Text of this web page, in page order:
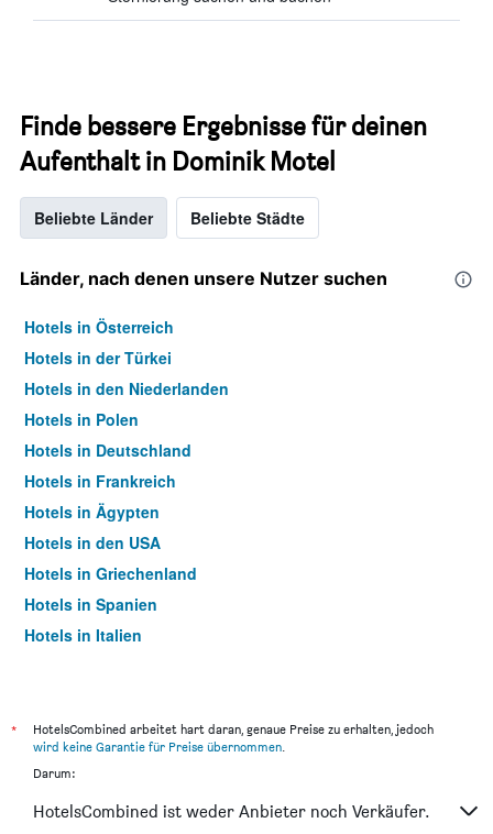
Finde bessere Ergebnisse für deinen
Aufenthalt in Dominik Motel
Beliebte Länder Beliebte Städte
Länder, nach denen unsere Nutzer suchen
Hotels in Österreich
Hotels in der Türkei
Hotels in den Niederlanden
Hotels in Polen
Hotels in Deutschland
Hotels in Frankreich
Hotels in Ägypten
Hotels in den USA
Hotels in Griechenland
Hotels in Spanien
Hotels in Italien
*
HotelsCombined arbeitet hart daran, genaue Preise zu erhalten, jedoch
wird keine Garantie für Preise übernommen.
Darum:
HotelsCombined ist weder Anbieter noch Verkäufer.